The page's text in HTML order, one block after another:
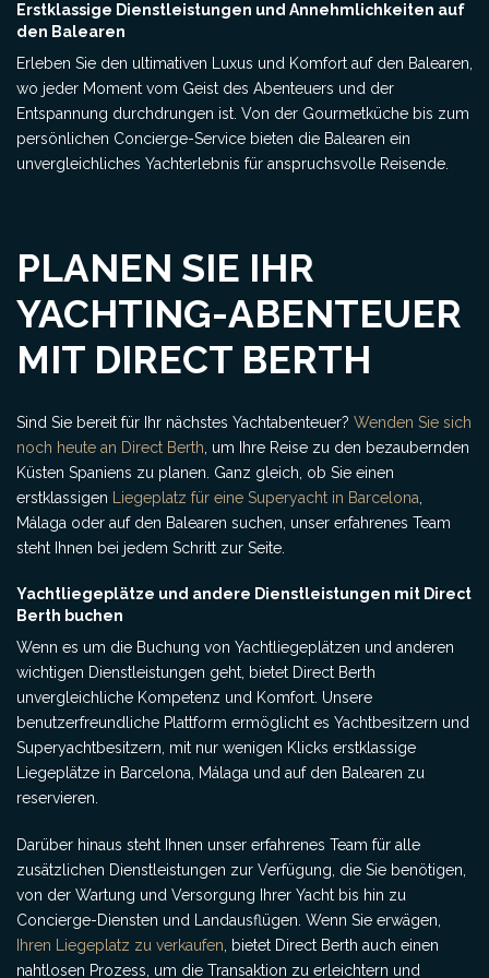
Erstklassige Dienstleistungen und Annehmlichkeiten auf
den Balearen
Erleben Sie den ultimativen Luxus und Komfort auf den Balearen,
wo jeder Moment vom Geist des Abenteuers und der
Entspannung durchdrungen ist. Von der Gourmetküche bis zum
persönlichen Concierge-Service bieten die Balearen ein
unvergleichliches Yachterlebnis für anspruchsvolle Reisende.
PLANEN SIE IHR
YACHTING-ABENTEUER
MIT DIRECT BERTH
Sind Sie bereit für Ihr nächstes Yachtabenteuer? Wenden Sie sich
noch heute an Direct Berth , um Ihre Reise zu den bezaubernden
Küsten Spaniens zu planen. Ganz gleich, ob Sie einen
erstklassigen
Liegeplatz für eine Superyacht in Barcelona
Málaga oder auf den Balearen suchen, unser erfahrenes Team
steht Ihnen bei jedem Schritt zur Seite.
Yachtliegeplätze und andere Dienstleistungen mit Direct
Berth buchen
Wenn es um die Buchung von Yachtliegeplätzen und anderen
wichtigen Dienstleistungen geht, bietet Direct Berth
unvergleichliche Kompetenz und Komfort. Unsere
benutzerfreundliche Plattform ermöglicht es Yachtbesitzern und
Superyachtbesitzern, mit nur wenigen Klicks erstklassige
Liegeplätze in Barcelona, Málaga und auf den Balearen zu
reservieren.
Darüber hinaus steht Ihnen unser erfahrenes Team für alle
zusätzlichen Dienstleistungen zur Verfügung, die Sie benötigen,
von der Wartung und Versorgung Ihrer Yacht bis hin zu
Concierge-Diensten und Landausflügen. Wenn Sie erwägen,
Ihren Liegeplatz zu verkaufen , bietet Direct Berth auch einen
nahtlosen Prozess, um die Transaktion zu erleichtern und